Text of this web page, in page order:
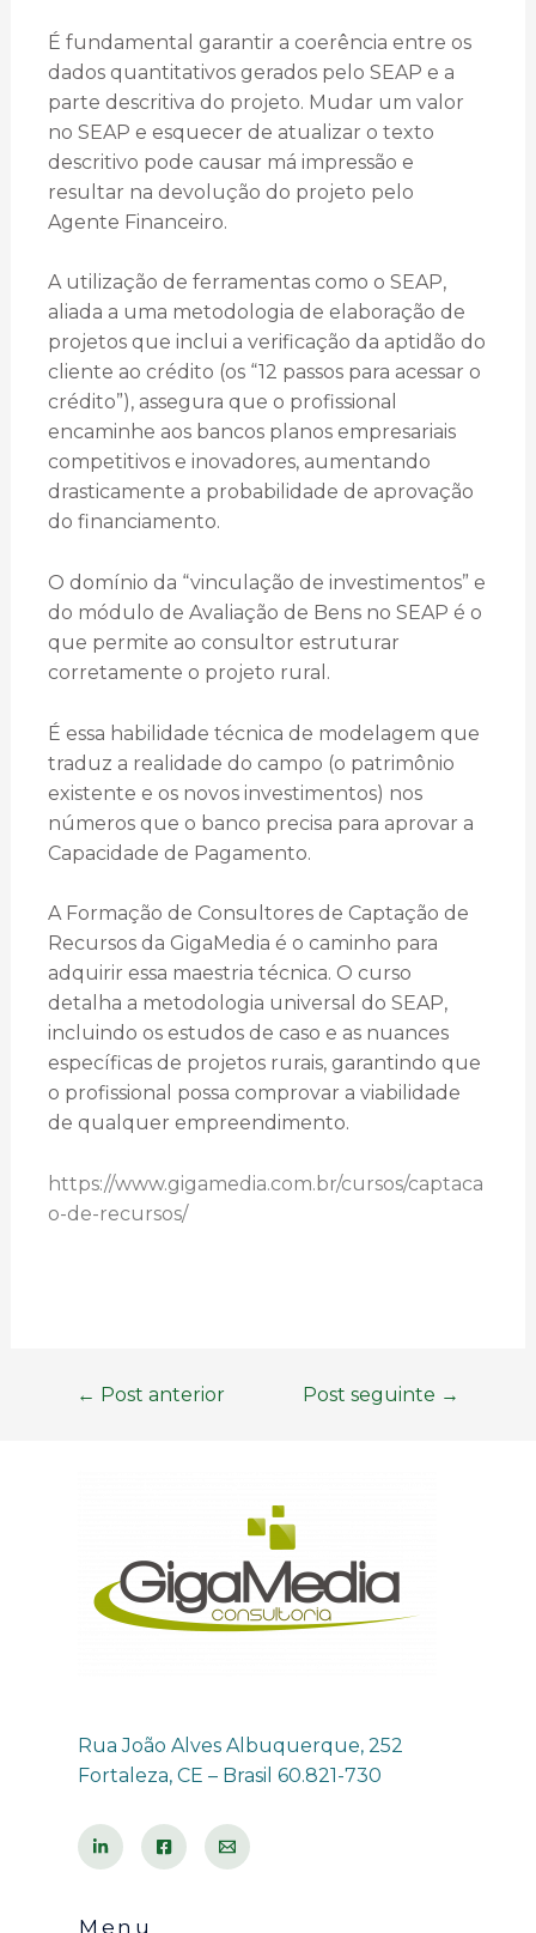
É fundamental garantir a coerência entre os
dados quantitativos gerados pelo SEAP e a
parte descritiva do projeto. Mudar um valor
no SEAP e esquecer de atualizar o texto
descritivo pode causar má impressão e
resultar na devolução do projeto pelo
Agente Financeiro.
A utilização de ferramentas como o SEAP,
aliada a uma metodologia de elaboração de
projetos que inclui a verificação da aptidão do
cliente ao crédito (os “12 passos para acessar o
crédito”), assegura que o profissional
encaminhe aos bancos planos empresariais
competitivos e inovadores, aumentando
drasticamente a probabilidade de aprovação
do financiamento.
O domínio da “vinculação de investimentos” e
do módulo de Avaliação de Bens no SEAP é o
que permite ao consultor estruturar
corretamente o projeto rural.
É essa habilidade técnica de modelagem que
traduz a realidade do campo (o patrimônio
existente e os novos investimentos) nos
números que o banco precisa para aprovar a
Capacidade de Pagamento.
A Formação de Consultores de Captação de
Recursos da GigaMedia é o caminho para
adquirir essa maestria técnica. O curso
detalha a metodologia universal do SEAP,
incluindo os estudos de caso e as nuances
específicas de projetos rurais, garantindo que
o profissional possa comprovar a viabilidade
de qualquer empreendimento.
https://www.gigamedia.com.br/cursos/captaca
o-de-recursos/
← Post anterior Post seguinte →
Rua João Alves Albuquerque, 252
Fortaleza, CE – Brasil 60.821-730
Menu